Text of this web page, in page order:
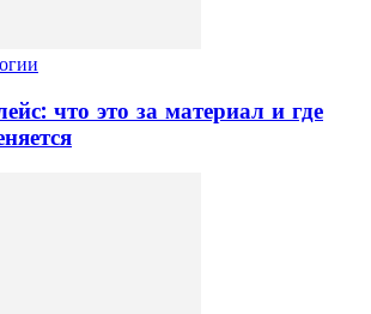
что это за материал и где